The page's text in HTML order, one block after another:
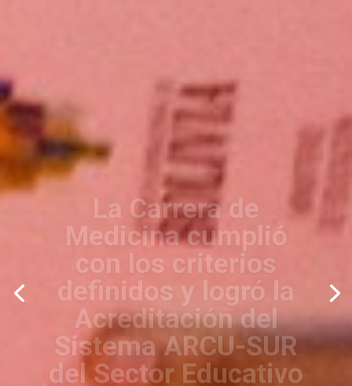
La Carrera de
Medicina cumplió
con los criterios
definidos y logró la
Acreditación del
Sistema ARCU-SUR
del Sector Educativo
del MERCOSUR,